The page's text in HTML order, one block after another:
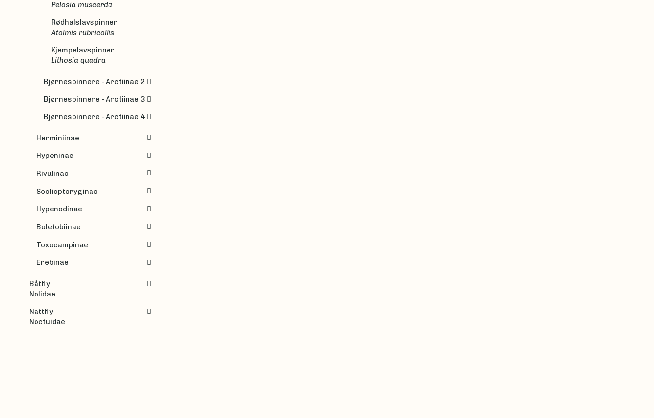
Pelosia muscerda
Rødhalslavspinner
Atolmis rubricollis
Kjempelavspinner
Lithosia quadra
Bjørnespinnere - Arctiinae 2
Bjørnespinnere - Arctiinae 3
Bjørnespinnere - Arctiinae 4
Herminiinae
Hypeninae
Rivulinae
Scoliopteryginae
Hypenodinae
Boletobiinae
Toxocampinae
Erebinae
Båtfly
Nolidae
Nattfly
Noctuidae